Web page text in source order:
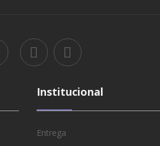
Institucional
Entrega